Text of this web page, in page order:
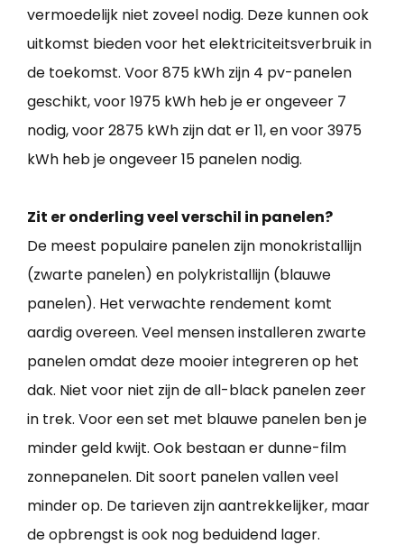
vermoedelijk niet zoveel nodig. Deze kunnen ook
uitkomst bieden voor het elektriciteitsverbruik in
de toekomst. Voor 875 kWh zijn 4 pv-panelen
geschikt, voor 1975 kWh heb je er ongeveer 7
nodig, voor 2875 kWh zijn dat er 11, en voor 3975
kWh heb je ongeveer 15 panelen nodig.
Zit er onderling veel verschil in panelen?
De meest populaire panelen zijn monokristallijn
(zwarte panelen) en polykristallijn (blauwe
panelen). Het verwachte rendement komt
aardig overeen. Veel mensen installeren zwarte
panelen omdat deze mooier integreren op het
dak. Niet voor niet zijn de all-black panelen zeer
in trek. Voor een set met blauwe panelen ben je
minder geld kwijt. Ook bestaan er dunne-film
zonnepanelen. Dit soort panelen vallen veel
minder op. De tarieven zijn aantrekkelijker, maar
de opbrengst is ook nog beduidend lager.